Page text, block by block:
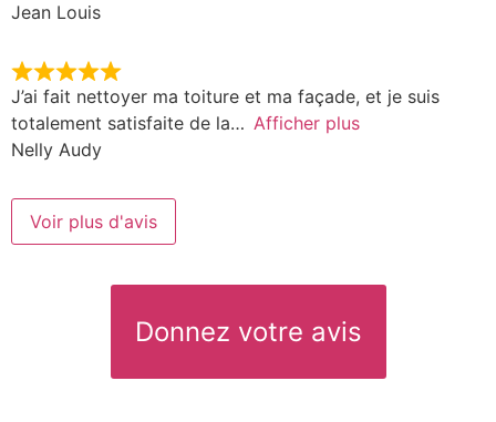
Jean Louis
J’ai fait nettoyer ma toiture et ma façade, et je suis
totalement satisfaite de la
Afficher plus
Nelly Audy
Voir plus d'avis
Donnez votre avis